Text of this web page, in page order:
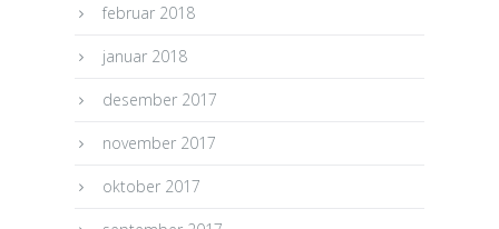
februar 2018
januar 2018
desember 2017
november 2017
oktober 2017